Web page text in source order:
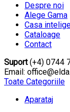
Despre noi
Alege Gama
Casa
Cataloage
Contact
Suport(+4) 0744
Email:
Toate Categoriile
Aparataj